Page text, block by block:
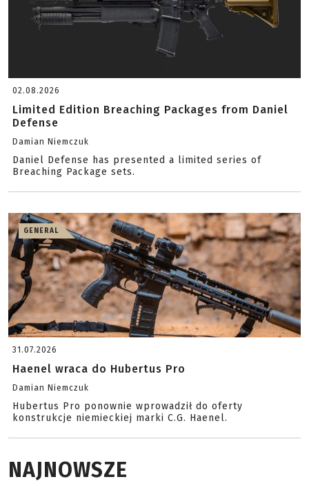
02.08.2026
Limited Edition Breaching Packages from Daniel
Defense
Damian Niemczuk
Daniel Defense has presented a limited series of
Breaching Package sets.
GENERAL
31.07.2026
Haenel wraca do Hubertus Pro
Damian Niemczuk
Hubertus Pro ponownie wprowadził do oferty
konstrukcje niemieckiej marki C.G. Haenel.
NAJNOWSZE